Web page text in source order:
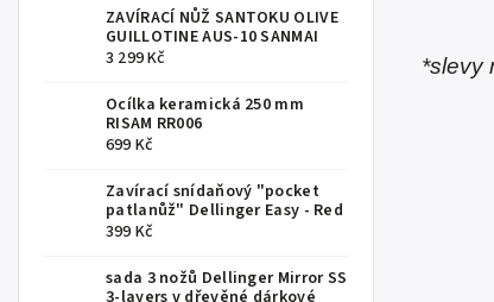
ZAVÍRACÍ NŮŽ SANTOKU OLIVE
GUILLOTINE AUS-10 SANMAI
3 299 Kč
Ocílka keramická 250 mm
RISAM RR006
699 Kč
Zavírací snídaňový "pocket
patlanůž" Dellinger Easy - Red
399 Kč
sada 3 nožů Dellinger Mirror SS
3-layers v dřevěné dárkové
*slevy